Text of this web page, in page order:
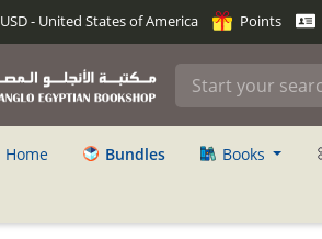
USD - United States of America Points
Home Bundles Books